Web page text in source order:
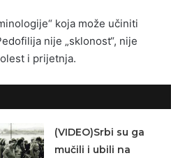
koja može učiniti
nije „sklonost“, nije
i prijetnja.
(VIDEO)Srbi su ga
mučili i ubili na